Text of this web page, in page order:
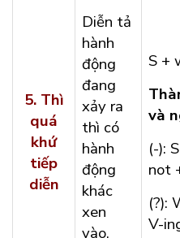
5. Thì
quá
khứ
tiếp
diễn
Diễn tả
hành
động
đang
xảy ra
thì có
hành
động
khác
xen
vào,
S +
và
(-):
not
(?):
V-